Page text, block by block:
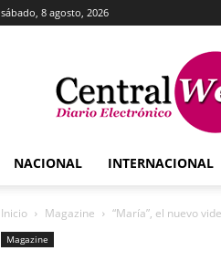
sábado, 8 agosto, 2026
Central
Web
NACIONAL INTERNACIONAL
Inicio Magazine “María”, el nuevo
Magazine